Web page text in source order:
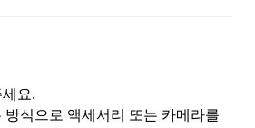
요.
식으로 액세서리 또는 카메라를